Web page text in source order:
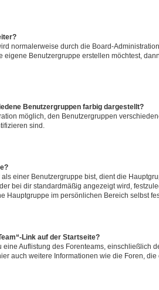
normalerweise durch die Board-
eigene Benutzergruppe erstellen möchtest,
Benutzergruppen farbig dargestellt?
möglich, den Benutzergruppen
sind.
einer Benutzergruppe bist, dient die
bei dir standardmäßig angezeigt wird,
Hauptgruppe im persönlichen Bereich selbst
Link auf der Startseite?
eine Auflistung des Forenteams, einschließlich
auch weitere Informationen wie die Foren,